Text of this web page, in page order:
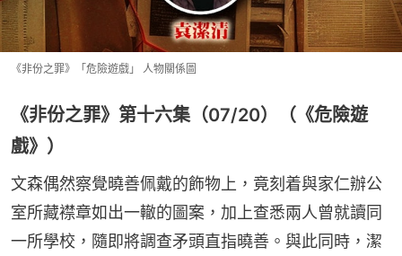
《非份之罪》「危險遊戲」 人物關係圖
《非份之罪》第十六集（07/20）（《危險遊
戲》）
文森偶然察覺曉善佩戴的飾物上，竟刻着與家仁辦公
室所藏襟章如出一轍的圖案，加上查悉兩人曾就讀同
一所學校，隨即將調查矛頭直指曉善。與此同時，潔